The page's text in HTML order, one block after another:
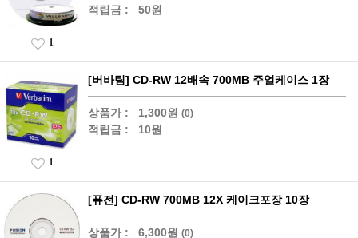
적립금 : 50원
1
[버바팀] CD-RW 12배속 700MB 주얼케이스 1장
상품가 : 1,300원 (0)
적립금 : 10원
1
[퓨전] CD-RW 700MB 12X 케이크포장 10장
상품가 : 6,300원 (0)